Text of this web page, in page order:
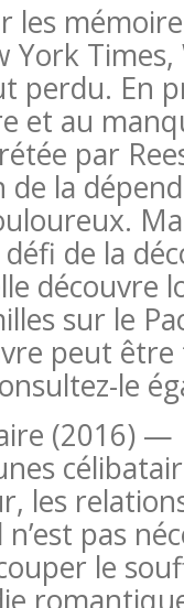
Times,
perdu. En
et au
par
la
de la
découvre
sur le
peut
le
(2016) —
les
pas
le